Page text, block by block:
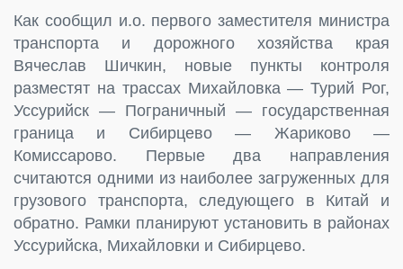
Как сообщил и.о. первого заместителя министра
транспорта и дорожного хозяйства края
Вячеслав Шичкин, новые пункты контроля
разместят на трассах Михайловка — Турий Рог,
Уссурийск — Пограничный — государственная
граница и Сибирцево — Жариково —
Комиссарово. Первые два направления
считаются одними из наиболее загруженных для
грузового транспорта, следующего в Китай и
обратно. Рамки планируют установить в районах
Уссурийска, Михайловки и Сибирцево.